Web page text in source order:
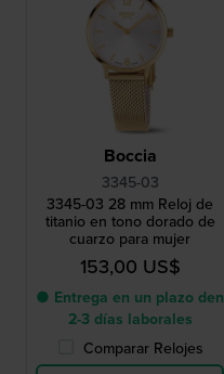
Boccia
3345-03
3345-03 28 mm Reloj de
titanio en tono dorado de
cuarzo para mujer
153,00 US$
● Entrega en un plazo den
2-3 días laborales
Comparar Relojes